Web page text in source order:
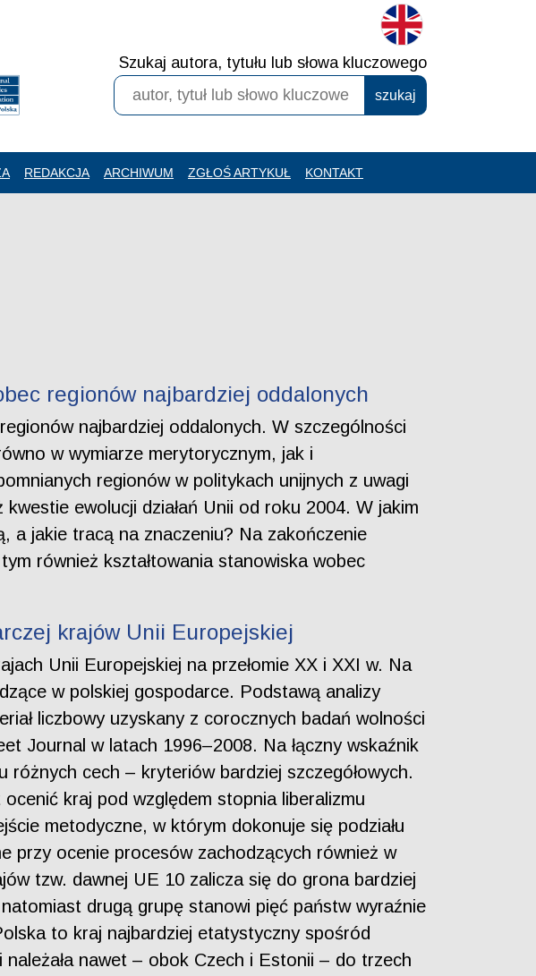
Szukaj autora, tytułu lub słowa kluczowego
REDAKCJA ARCHIWUM ZGŁOŚ ARTYKUŁ KONTAKT
regionów najbardziej oddalonych
najbardziej oddalonych. W szczególności
w wymiarze merytorycznym, jak i
regionów w politykach unijnych z uwagi
ewolucji działań Unii od roku 2004. W jakim
a jakie tracą na znaczeniu? Na zakończenie
również kształtowania stanowiska wobec
krajów Unii Europejskiej
Unii Europejskiej na przełomie XX i XXI w. Na
w polskiej gospodarce. Podstawą analizy
liczbowy uzyskany z corocznych badań wolności
Journal w latach 1996–2008. Na łączny wskaźnik
różnych cech – kryteriów bardziej szczegółowych.
kraj pod względem stopnia liberalizmu
metodyczne, w którym dokonuje się podziału
przy ocenie procesów zachodzących również w
tzw. dawnej UE 10 zalicza się do grona bardziej
drugą grupę stanowi pięć państw wyraźnie
to kraj najbardziej etatystyczny spośród
nawet – obok Czech i Estonii – do trzech